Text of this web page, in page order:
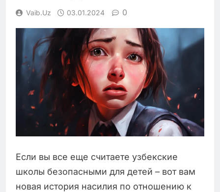
Vaib.uz 03.01.2024 0
Если вы все еще считаете узбекские
школы безопасными для детей – вот вам
новая история насилия по отношению к